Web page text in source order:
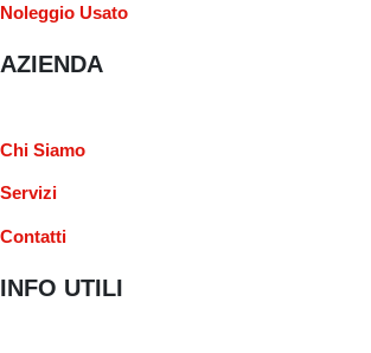
Noleggio Usato
AZIENDA
Chi Siamo
Servizi
Contatti
INFO UTILI